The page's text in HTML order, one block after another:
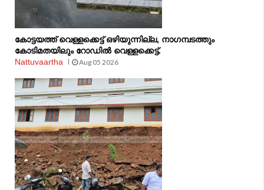
കോട്ടയത്ത് വെള്ളക്കെട്ട് ഒഴിയുന്നില്ല, നാഗമ്പടത്തും
കോടിമതയിലും റോഡിൽ വെള്ളക്കെട്ട്.
Nattuvaartha
Aug 05 2026